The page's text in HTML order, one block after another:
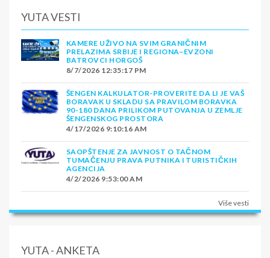
YUTA VESTI
KAMERE UŽIVO NA SVIM GRANIČNIM
PRELAZIMA SRBIJE I REGIONA–EVZONI
BATROVCI HORGOŠ
8/7/2026 12:35:17 PM
ŠENGEN KALKULATOR-PROVERITE DA LI JE VAŠ
BORAVAK U SKLADU SA PRAVILOM BORAVKA
90-180 DANA PRILIKOM PUTOVANJA U ZEMLJE
ŠENGENSKOG PROSTORA
4/17/2026 9:10:16 AM
SAOPŠTENJE ZA JAVNOST O TAČNOM
TUMAČENJU PRAVA PUTNIKA I TURISTIČKIH
AGENCIJA
4/2/2026 9:53:00 AM
Više vesti
YUTA - ANKETA